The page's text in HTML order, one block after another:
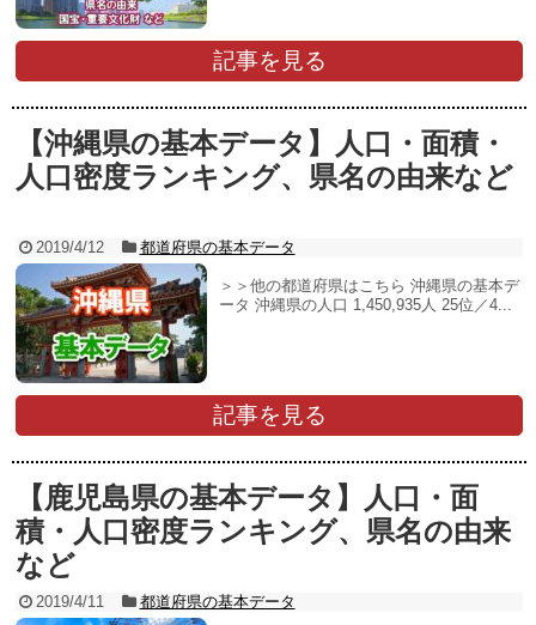
記事を見る
【沖縄県の基本データ】人口・面積・
人口密度ランキング、県名の由来など
2019/4/12 都道府県の基本データ
＞＞他の都道府県はこちら 沖縄県の基本デ
ータ 沖縄県の人口 1,450,935人 25位／4...
記事を見る
【鹿児島県の基本データ】人口・面
積・人口密度ランキング、県名の由来
など
2019/4/11 都道府県の基本データ